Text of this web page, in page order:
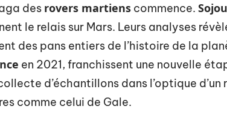
des rovers martiens commence.
le relais sur Mars. Leurs analyses
des pans entiers de l’histoire de la
en 2021, franchissent une nouvelle
d’échantillons dans l’optique d’un
comme celui de Gale.